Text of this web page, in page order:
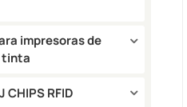
impresoras de
tinta
CHIPS RFID